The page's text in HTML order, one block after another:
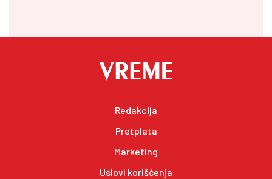
Redakcija
Pretplata
Marketing
Uslovi korišćenja